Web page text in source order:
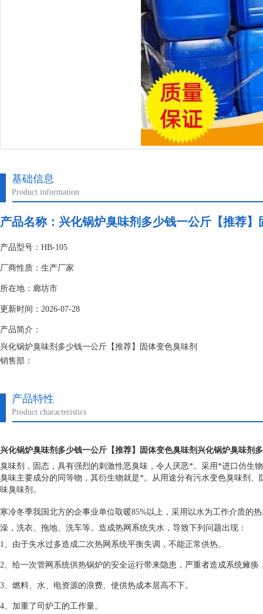
基础信息
Product information
产品名称： 兴化锅炉臭味剂多少钱一公斤【推荐】
产品型号：HB-105
厂商性质：生产厂家
所在地：廊坊市
更新时间：2026-07-28
产品简介：
兴化锅炉臭味剂多少钱一公斤【推荐】固体变色臭味剂
销售部：
产品特性
Product characteristics
兴化锅炉臭味剂多少钱一公斤【推荐】固体变色臭味剂 兴化锅炉臭味剂
臭味剂，固态，具有强烈的刺激性恶臭味，令人厌恶*。采用*进口仿生
臭味主要成分的同等物，其衍生物就是*。从用途分有污水变色臭味剂
味臭味剂。
寒冷冬季我国北方的企事业单位取暖85%以上，采用以水为工作介质的
澡，洗衣、拖地、洗车等。造成热网系统失水，导致下列问题出现：
1、由于失水过多造成二次热网系统平衡失调，不能正常供热。
2、给一次管网系统供热锅炉的安全运行带来隐患，严重者造成系统瘫痪
3、燃料、水、电资源的浪费、使供热成本居高不下。
4、加重了司炉工的工作量。